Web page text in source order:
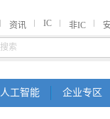
资讯 IC 非IC
人工智能 企业专区